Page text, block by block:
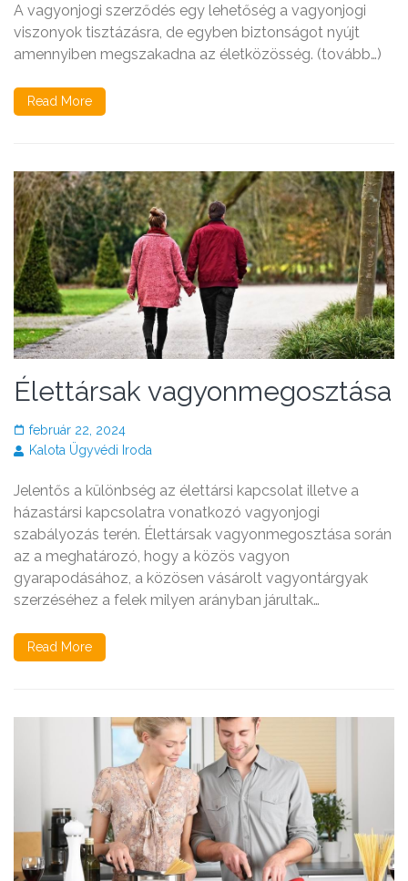
A vagyonjogi szerződés egy lehetőség a vagyonjogi
viszonyok tisztázásra, de egyben biztonságot nyújt
amennyiben megszakadna az életközösség. (tovább…)
Read More
Élettársak vagyonmegosztása
február 22, 2024
Kalota Ügyvédi Iroda
Jelentős a különbség az élettársi kapcsolat illetve a
házastársi kapcsolatra vonatkozó vagyonjogi
szabályozás terén. Élettársak vagyonmegosztása során
az a meghatározó, hogy a közös vagyon
gyarapodásához, a közösen vásárolt vagyontárgyak
szerzéséhez a felek milyen arányban járultak…
Read More